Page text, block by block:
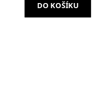
DO KOŠÍKU